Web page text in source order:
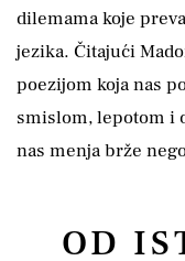
dilemama koje
jezika. Čitajući
poezijom koja nas
smislom, lepotom i
nas menja brže
OD